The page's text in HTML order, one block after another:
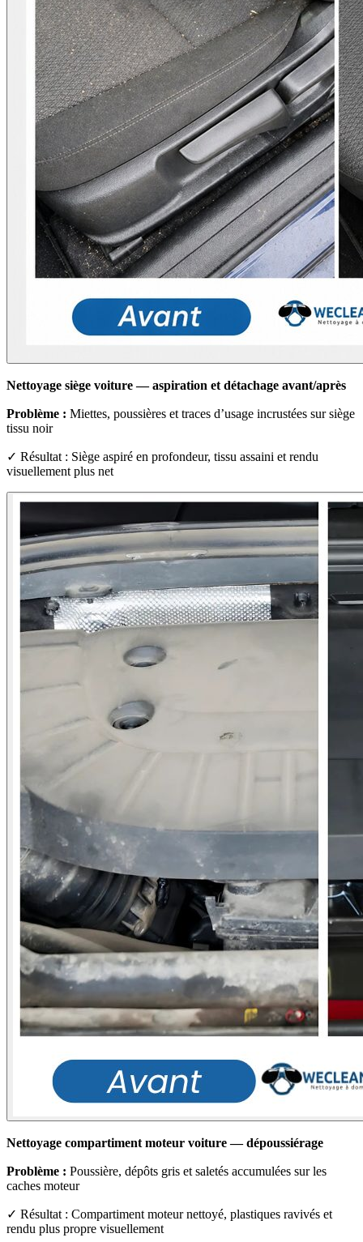
Nettoyage siège voiture — aspiration et détachage avant/après
Problème : Miettes, poussières et traces d’usage incrustées sur siège
tissu noir
✓ Résultat : Siège aspiré en profondeur, tissu assaini et rendu
visuellement plus net
Nettoyage compartiment moteur voiture — dépoussiérage
Problème : Poussière, dépôts gris et saletés accumulées sur les
caches moteur
✓ Résultat : Compartiment moteur nettoyé, plastiques ravivés et
rendu plus propre visuellement